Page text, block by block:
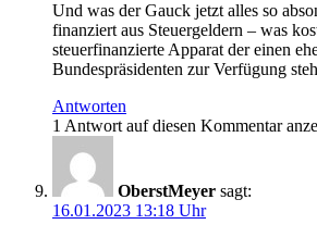
Und was der Gauck jetzt alles so
finanziert aus Steuergeldern – was
steuerfinanzierte Apparat der einen
Bundespräsidenten zur Verfügung
Antworten
1 Antwort auf diesen Kommentar
OberstMeyer sagt:
16.01.2023 13:18 Uhr